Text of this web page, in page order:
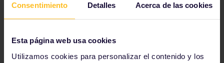
Consentimiento Detalles Acerca de las cookies
Esta página web usa cookies
Utilizamos cookies para personalizar el contenido y los
Pasea por el barrio rojopara ver su lado más
sórdido.